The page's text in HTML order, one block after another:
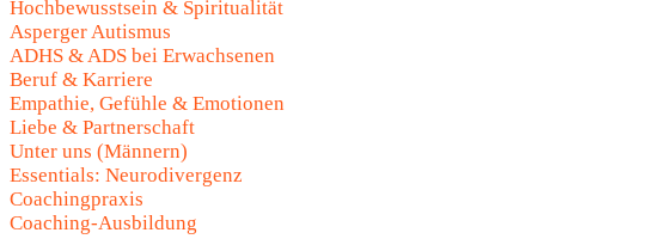
Hochbewusstsein & Spiritualität
Asperger Autismus
ADHS & ADS bei Erwachsenen
Beruf & Karriere
Empathie, Gefühle & Emotionen
Liebe & Partnerschaft
Unter uns (Männern)
Essentials: Neurodivergenz
Coachingpraxis
Coaching-Ausbildung